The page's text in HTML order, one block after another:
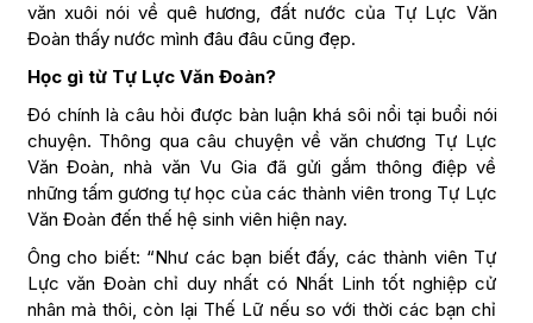
văn xuôi nói về quê hương, đất nước của Tự Lực Văn
Đoàn thấy nước mình đâu đâu cũng đẹp.
Học gì từ Tự Lực Văn Đoàn?
Đó chính là câu hỏi được bàn luận khá sôi nổi tại buổi nói
chuyện. Thông qua câu chuyện về văn chương Tự Lực
Văn Đoàn, nhà văn Vu Gia đã gửi gắm thông điệp về
những tấm gương tự học của các thành viên trong Tự Lực
Văn Đoàn đến thế hệ sinh viên hiện nay.
Ông cho biết: “Như các bạn biết đấy, các thành viên Tự
Lực văn Đoàn chỉ duy nhất có Nhất Linh tốt nghiệp cử
nhân mà thôi, còn lại Thế Lữ nếu so với thời các bạn chỉ